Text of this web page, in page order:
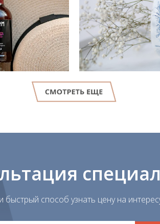
LET'S GO!
способ узнать цену на